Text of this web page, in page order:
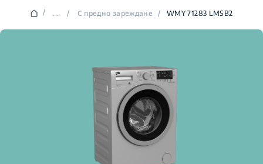
/ ... / С предно зареждане / WMY 71283 LMSB2